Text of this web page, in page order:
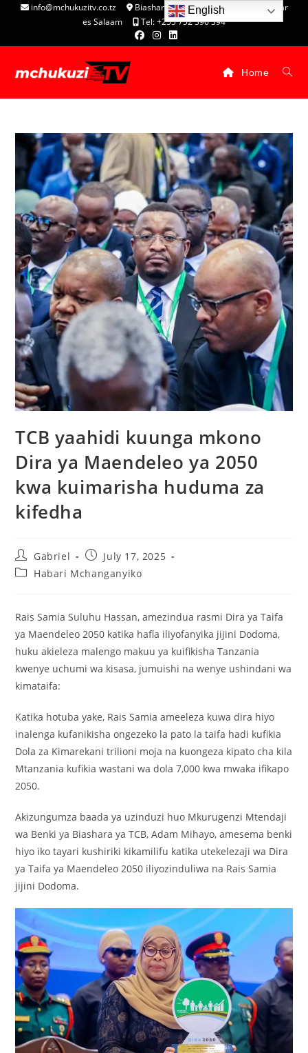
info@mchukuzitv.co.tz
Biashara Complex - P.O. Box 25074, Dar
es Salaam
Tel: +255 752 396 394
Home
TCB yaahidi kuunga mkono
Dira ya Maendeleo ya 2050
kwa kuimarisha huduma za
kifedha
Gabriel
July 17, 2025
Habari Mchanganyiko
Rais Samia Suluhu Hassan, amezindua rasmi Dira ya Taifa
ya Maendeleo 2050 katika hafla iliyofanyika jijini Dodoma,
huku akieleza malengo makuu ya kuifikisha Tanzania
kwenye uchumi wa kisasa, jumuishi na wenye ushindani wa
kimataifa:
Katika hotuba yake, Rais Samia ameeleza kuwa dira hiyo
inalenga kufanikisha ongezeko la pato la taifa hadi kufikia
Dola za Kimarekani trilioni moja na kuongeza kipato cha kila
Mtanzania kufikia wastani wa dola 7,000 kwa mwaka ifikapo
2050.
Akizungumza baada ya uzinduzi huo Mkurugenzi Mtendaji
wa Benki ya Biashara ya TCB, Adam Mihayo, amesema benki
hiyo iko tayari kushiriki kikamilifu katika utekelezaji wa Dira
ya Taifa ya Maendeleo 2050 iliyozinduliwa na Rais Samia
jijini Dodoma.
English